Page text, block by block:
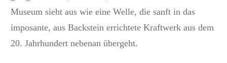
Museum sieht aus wie eine Welle, die sanft in das
imposante, aus Backstein errichtete Kraftwerk aus dem
20. Jahrhundert nebenan übergeht.